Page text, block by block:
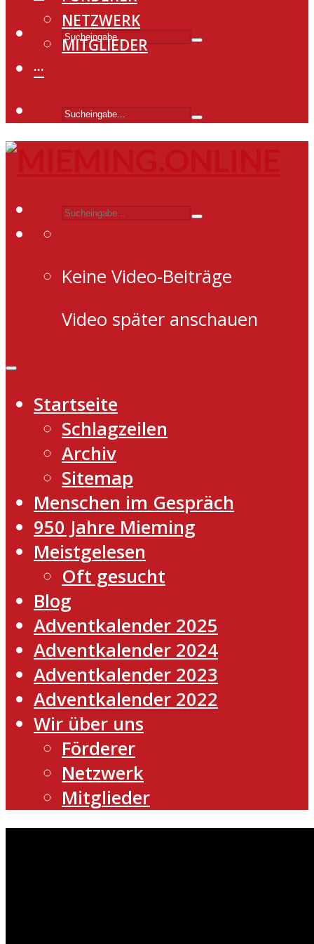
NETZWERK
MITGLIEDER
···
Keine Video-Beiträge
Video später anschauen
Startseite
Schlagzeilen
Archiv
Sitemap
Menschen im Gespräch
950 Jahre Mieming
Meistgelesen
Oft gesucht
Blog
Adventkalender 2025
Adventkalender 2024
Adventkalender 2023
Adventkalender 2022
Wir über uns
Förderer
Netzwerk
Mitglieder